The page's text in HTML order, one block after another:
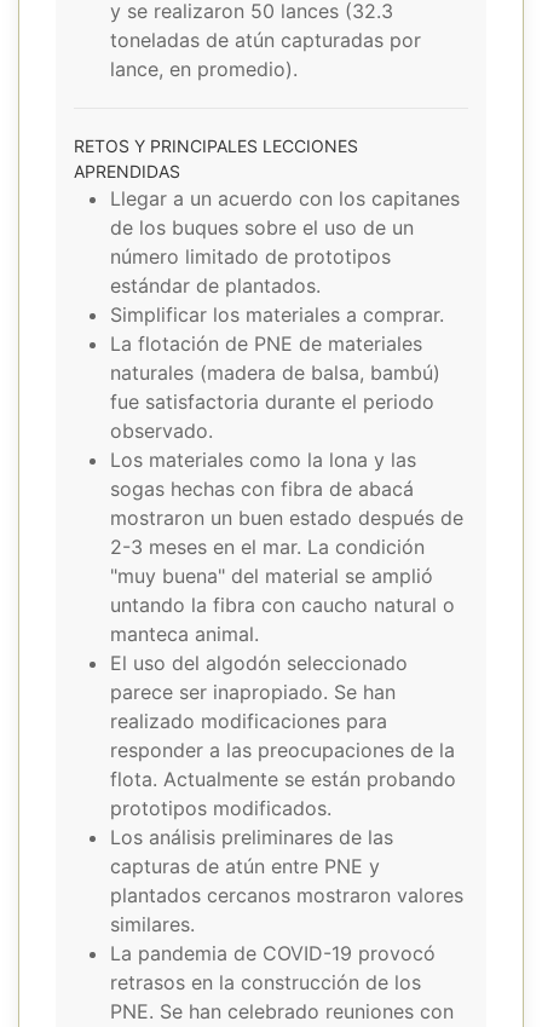
y se realizaron 50 lances (32.3
toneladas de atún capturadas por
lance, en promedio).
RETOS Y PRINCIPALES LECCIONES
APRENDIDAS
Llegar a un acuerdo con los capitanes
de los buques sobre el uso de un
número limitado de prototipos
estándar de plantados.
Simplificar los materiales a comprar.
La flotación de PNE de materiales
naturales (madera de balsa, bambú)
fue satisfactoria durante el periodo
observado.
Los materiales como la lona y las
sogas hechas con fibra de abacá
mostraron un buen estado después de
2-3 meses en el mar. La condición
"muy buena" del material se amplió
untando la fibra con caucho natural o
manteca animal.
El uso del algodón seleccionado
parece ser inapropiado. Se han
realizado modificaciones para
responder a las preocupaciones de la
flota. Actualmente se están probando
prototipos modificados.
Los análisis preliminares de las
capturas de atún entre PNE y
plantados cercanos mostraron valores
similares.
La pandemia de COVID-19 provocó
retrasos en la construcción de los
PNE. Se han celebrado reuniones con